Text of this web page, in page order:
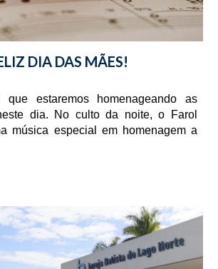
DIA DAS MÃES!
estaremos homenageando as
dia. No culto da noite, o Farol
música especial em homenagem a